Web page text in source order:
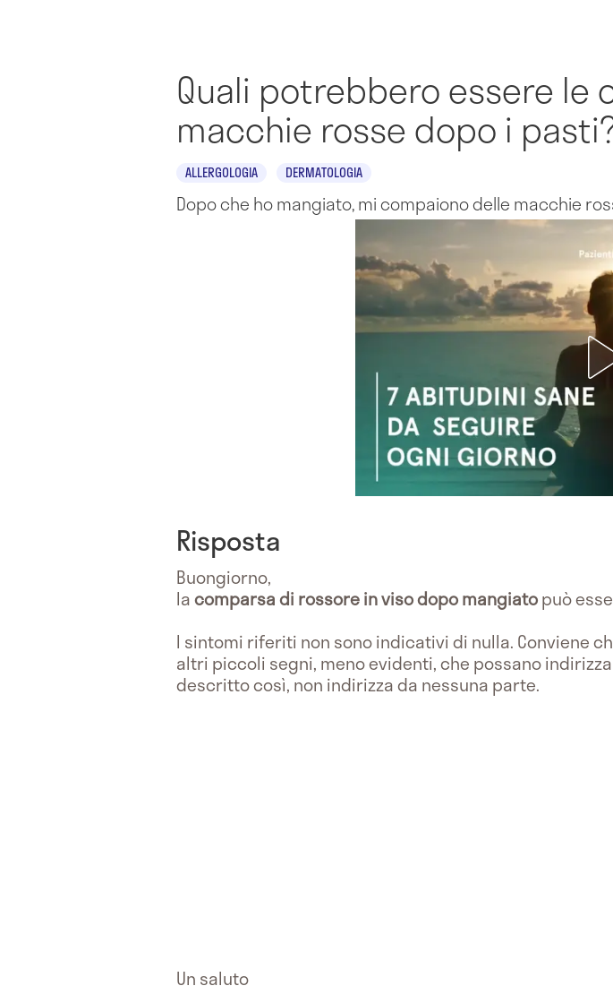
Quali potrebbero essere le
macchie rosse dopo i
ALLERGOLOGIA DERMATOLOGIA
Dopo che ho mangiato, mi compaiono delle macchie
Risposta
Buongiorno,
lacomparsa di rossore in viso dopo mangiatopuò
I sintomi riferiti non sono indicativi di nulla. Conviene
altri piccoli segni, meno evidenti, che possano
descritto così, non indirizza da nessuna parte.
Un saluto